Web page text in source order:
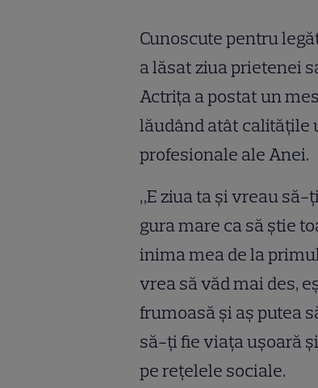
Cunoscute pentru
a lăsat ziua prietenei
Actrița a postat un
lăudând atât calitățile
profesionale ale Anei.
„E ziua ta și vreau să-
gura mare ca să știe
inima mea de la
vrea să văd mai des,
frumoasă și aș putea
să-ți fie viața ușoară
pe rețelele sociale.